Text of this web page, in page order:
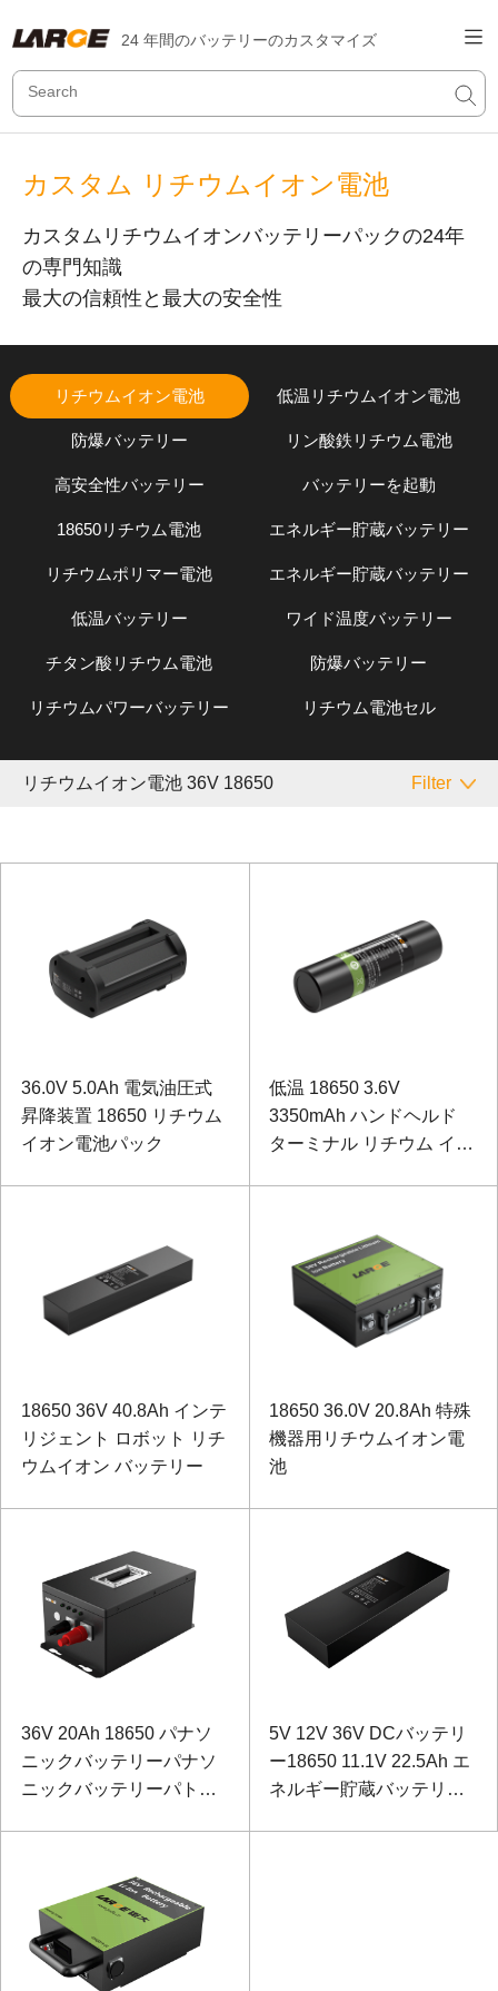
24 年間のバッテリーのカスタマイズ
カスタム リチウムイオン電池
カスタムリチウムイオンバッテリーパックの24年
の専門知識
最大の信頼性と最大の安全性
リチウムイオン電池 低温リチウムイオン電池
防爆バッテリー リン酸鉄リチウム電池
高安全性バッテリー バッテリーを起動
18650リチウム電池 エネルギー貯蔵バッテリー
リチウムポリマー電池 エネルギー貯蔵バッテリー
低温バッテリー ワイド温度バッテリー
チタン酸リチウム電池 防爆バッテリー
リチウムパワーバッテリー リチウム電池セル
リチウムイオン電池 36V 18650 Filter
36.0V 5.0Ah 電気油圧式
昇降装置 18650 リチウム
イオン電池パック
低温 18650 3.6V
3350mAh ハンドヘルド
ターミナル リチウム イオ
18650 36V 40.8Ah インテ
リジェント ロボット リチ
ウムイオン バッテリー
18650 36.0V 20.8Ah 特殊
機器用リチウムイオン電
池
36V 20Ah 18650 パナソ
ニックバッテリーパナソ
ニックバッテリーパトロ
5V 12V 36V DCバッテリ
ー18650 11.1V 22.5Ah エ
ネルギー貯蔵バッテリー